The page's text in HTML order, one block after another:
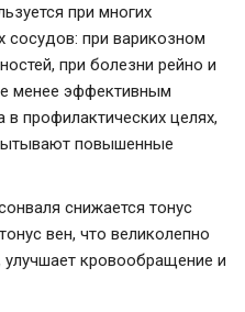
при многих
сосудов: при варикозном
при болезни рейно и
менее эффективным
в профилактических целях,
повышенные
снижается тонус
вен, что великолепно
улучшает кровообращение и